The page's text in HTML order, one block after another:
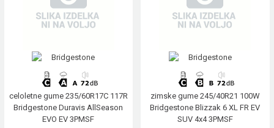
celoletne gume 235/60R17C 117R
Bridgestone Duravis AllSeason
EVO EV 3PMSF
zimske gume 245/40R21 100W
Bridgestone Blizzak 6 XL FR EV
SUV 4x4 3PMSF